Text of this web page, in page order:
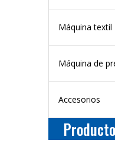
Máquina textil
Máquina de
Accesorios